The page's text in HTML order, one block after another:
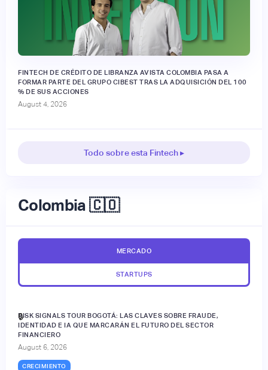
FINTECH DE CRÉDITO DE LIBRANZA AVISTA COLOMBIA PASA A
FORMAR PARTE DEL GRUPO CIBEST TRAS LA ADQUISICIÓN DEL 100
% DE SUS ACCIONES
August 4, 2026
Todo sobre esta Fintech ▸
Colombia 🇨🇴
MERCADO
STARTUPS
RISK SIGNALS TOUR BOGOTÁ: LAS CLAVES SOBRE FRAUDE,
IDENTIDAD E IA QUE MARCARÁN EL FUTURO DEL SECTOR
FINANCIERO
August 6, 2026
CRECIMIENTO
🔒